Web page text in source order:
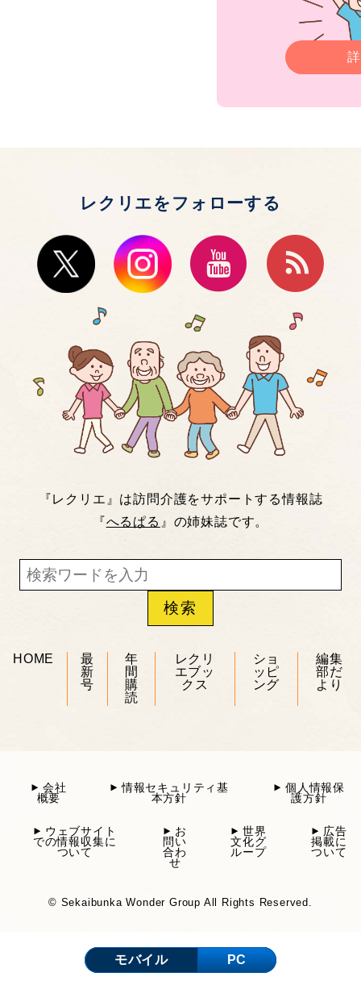
レクリエをフォローする
『レクリエ』は訪問介護をサポートする情報誌
『へるぱる 』の姉妹誌です。
HOME
最
新
号
年
間
購
読
レクリ
エブッ
クス
ショ
ッピ
ング
編集
部だ
より
会社
概要
情報セキュリティ基
本方針
個人情報保
護方針
ウェブサイト
での情報収集に
ついて
お
問い
合わ
せ
世界
文化グ
ループ
広告
掲載に
ついて
© Sekaibunka Wonder Group All Rights Reserved.
モバイル PC